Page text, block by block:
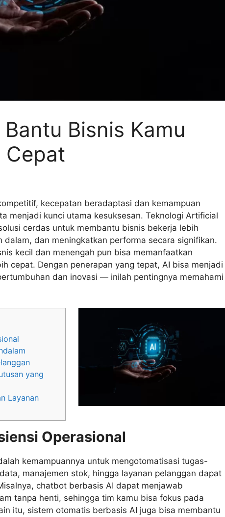
Bisnis Kamu
Cepat
kecepatan beradaptasi dan kemampuan
menjadi kunci utama kesuksesan. Teknologi Artificial
cerdas untuk membantu bisnis bekerja lebih
dalam, dan meningkatkan performa secara signifikan.
kecil dan menengah pun bisa memanfaatkan
cepat. Dengan penerapan yang tepat, AI bisa menjadi
dan inovasi — inilah pentingnya memahami
yang
Layanan
Operasional
kemampuannya untuk mengotomatisasi tugas-
manajemen stok, hingga layanan pelanggan dapat
chatbot berbasis AI dapat menjawab
tanpa henti, sehingga tim kamu bisa fokus pada
itu, sistem otomatis berbasis AI juga bisa membantu